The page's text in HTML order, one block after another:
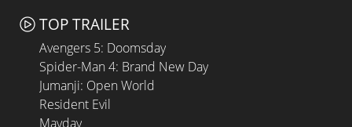
TOP TRAILER
Avengers 5: Doomsday
Spider-Man 4: Brand New Day
Jumanji: Open World
Resident Evil
Mayday